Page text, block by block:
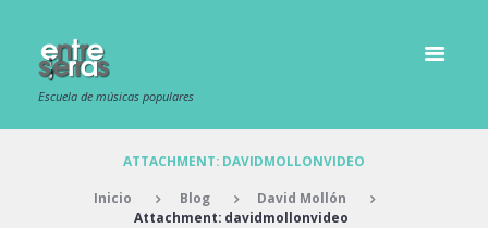
Escuela de músicas populares
ATTACHMENT: DAVIDMOLLONVIDEO
Inicio Blog
David Mollón
Attachment: davidmollonvideo